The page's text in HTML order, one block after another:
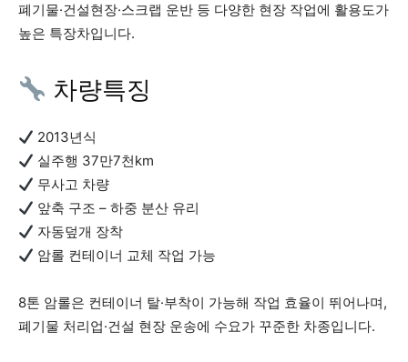
폐기물·건설현장·스크랩 운반 등 다양한 현장 작업에 활용도가
높은 특장차입니다.
차량특징
2013년식
실주행 37만7천km
무사고 차량
앞축 구조 – 하중 분산 유리
자동덮개 장착
암롤 컨테이너 교체 작업 가능
8톤 암롤은 컨테이너 탈·부착이 가능해 작업 효율이 뛰어나며,
폐기물 처리업·건설 현장 운송에 수요가 꾸준한 차종입니다.